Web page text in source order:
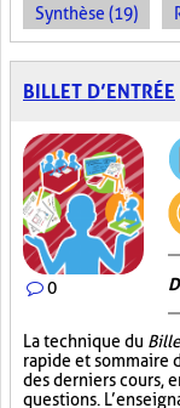
Synthèse (19)
BILLET D’ENTRÉE
0
La technique du
rapide et sommaire
des derniers cours,
questions.